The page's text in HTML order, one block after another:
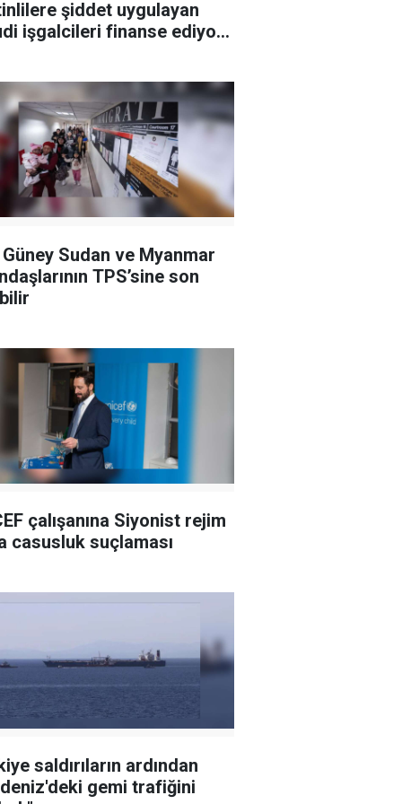
şiddet uygulayan
işgalcileri finanse ediyor
Sudan ve Myanmar
TPS’sine son
çalışanına Siyonist rejim
casusluk suçlaması
saldırıların ardından
gemi trafiğini